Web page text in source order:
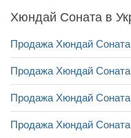
Хюндай Соната в
Продажа Хюндай Соната
Продажа Хюндай
Продажа Хюндай Соната
Продажа Хюндай Соната